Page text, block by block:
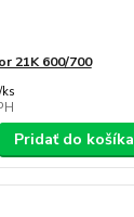
21K 600/700
ks
Pridať do košíka